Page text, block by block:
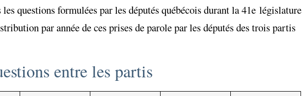
questions formulées par les députés québécois durant la 41e législature
par année de ces prises de parole par les députés des trois partis
entre les partis